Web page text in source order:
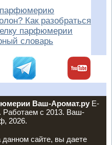
парфюмерию
Как разобраться
парфюмерии
словарь
Ваш-Аромат.руE-
Работаем с 2013. Ваш-
2026.
сайте, вы даете